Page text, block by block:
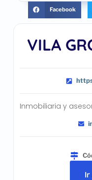
VILA
Inmobiliaria y
Ir
Facebook